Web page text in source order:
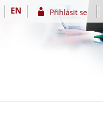
EN Přihlásit se